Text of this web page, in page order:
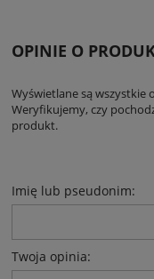
OPINIE O
Wyświetlane są wszystkie
Weryfikujemy, czy
produkt.
Imię lub pseudonim:
Twoja opinia: